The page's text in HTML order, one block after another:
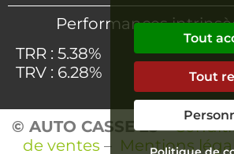
Performances
TRR : 5.38%
TRV : 6.28%
© AUTO CASSE 25–
de ventes – Mentions
Tout
Tout